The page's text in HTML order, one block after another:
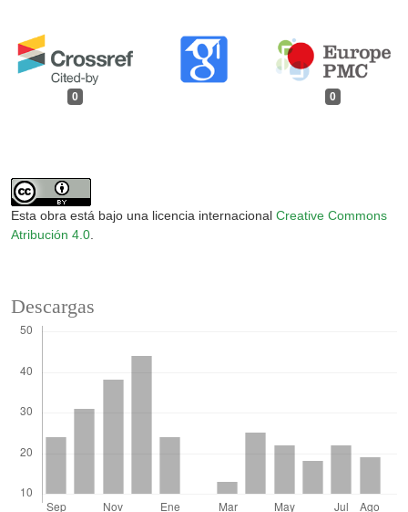
0 0
Esta obra está bajo una licencia internacional Creative Commons
Atribución 4.0.
Descargas